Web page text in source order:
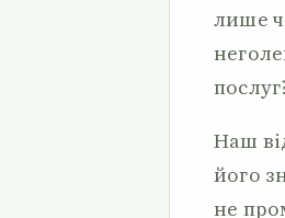
лише
Наш
його
не